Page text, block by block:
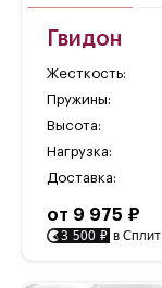
Гвидон
Жесткость:
Пружины:
Высота:
Нагрузка:
Доставка:
от 9 975 ₽
3 500 ₽ в Сплит